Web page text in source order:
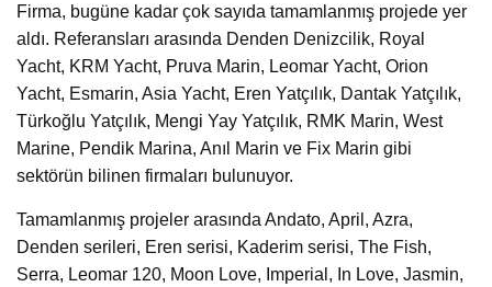
Firma, bugüne kadar çok sayıda tamamlanmış projede yer
aldı. Referansları arasında Denden Denizcilik, Royal
Yacht, KRM Yacht, Pruva Marin, Leomar Yacht, Orion
Yacht, Esmarin, Asia Yacht, Eren Yatçılık, Dantak Yatçılık,
Türkoğlu Yatçılık, Mengi Yay Yatçılık, RMK Marin, West
Marine, Pendik Marina, Anıl Marin ve Fix Marin gibi
sektörün bilinen firmaları bulunuyor.
Tamamlanmış projeler arasında Andato, April, Azra,
Denden serileri, Eren serisi, Kaderim serisi, The Fish,
Serra, Leomar 120, Moon Love, Imperial, In Love, Jasmin,